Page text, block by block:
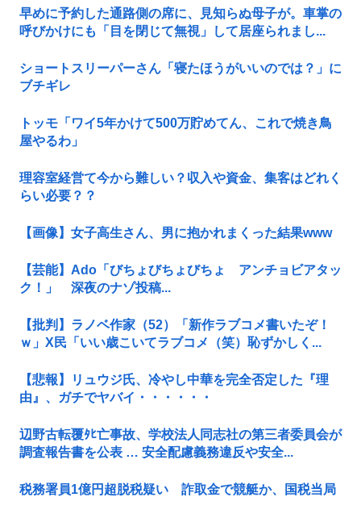
早めに予約した通路側の席に、見知らぬ母子が。車掌の
呼びかけにも「目を閉じて無視」して居座られまし...
ショートスリーパーさん「寝たほうがいいのでは？」に
ブチギレ
トッモ「ワイ5年かけて500万貯めてん、これで焼き鳥
屋やるわ」
理容室経営て今から難しい？収入や資金、集客はどれく
らい必要？？
【画像】女子高生さん、男に抱かれまくった結果www
【芸能】Ado「びちょびちょびちょ アンチョビアタッ
ク！」 深夜のナゾ投稿...
【批判】ラノベ作家（52）「新作ラブコメ書いたぞ！
ｗ」X民「いい歳こいてラブコメ（笑）恥ずかしく...
【悲報】リュウジ氏、冷やし中華を完全否定した『理
由』、ガチでヤバイ・・・・・・
辺野古転覆ﾀﾋ亡事故、学校法人同志社の第三者委員会が
調査報告書を公表 … 安全配慮義務違反や安全...
税務署員1億円超脱税疑い 詐取金で競艇か、国税当局